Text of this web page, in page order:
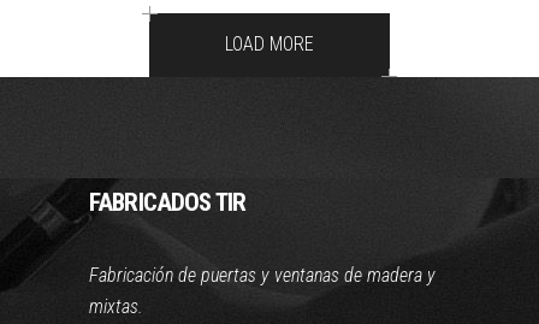
LOAD MORE
FABRICADOS TIR
Fabricación de puertas y ventanas de madera y
mixtas.